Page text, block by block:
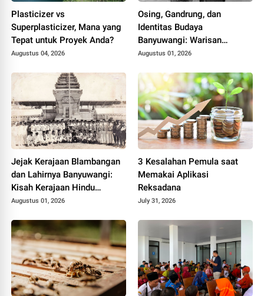
Plasticizer vs
Superplasticizer, Mana yang
Tepat untuk Proyek Anda?
Augustus 04, 2026
Osing, Gandrung, dan
Identitas Budaya
Banyuwangi: Warisan
Blambangan yang Tetap
Augustus 01, 2026
Jejak Kerajaan Blambangan
dan Lahirnya Banyuwangi:
Kisah Kerajaan Hindu
Terakhir di Tanah Jawa
Augustus 01, 2026
3 Kesalahan Pemula saat
Memakai Aplikasi
Reksadana
July 31, 2026